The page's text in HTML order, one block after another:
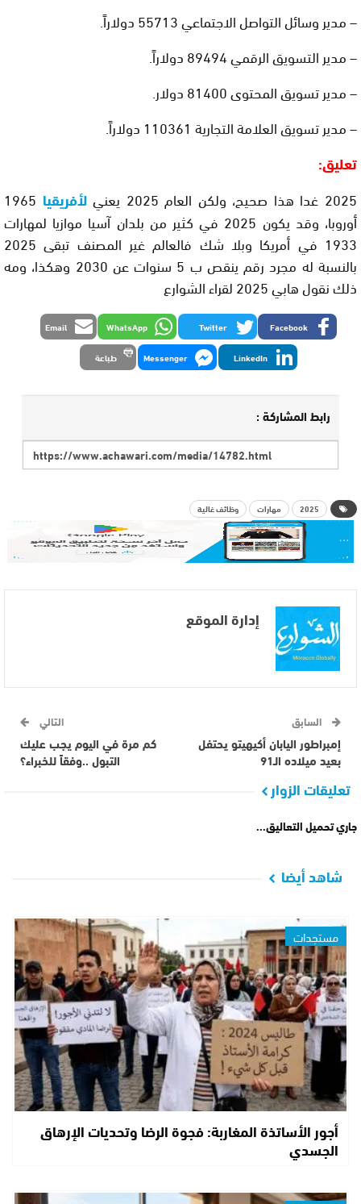
– مدير وسائل التواصل الاجتماعي 55713 دولاراً.
– مدير التسويق الرقمي 89494 دولاراً.
– مدير تسويق المحتوى 81400 دولار.
– مدير تسويق العلامة التجارية 110361 دولاراً.
تعليق:
2025 غدا هذا صحيح، ولكن العام 2025 يعني لأفريقيا 1965
أوروبا، وقد يكون 2025 في كثير من بلدان آسيا موازيا لمهارات
1933 في أمريكا وبلا شك فالعالم غير المصنف تبقى 2025
بالنسبة له مجرد رقم ينقص ب 5 سنوات عن 2030 وهكذا، ومه
ذلك نقول هابي 2025 لقراء الشوارع
Facebook
Twitter
WhatsApp
Email
LinkedIn
Messenger طباعة
رابط المشاركة :
2025 مهارات وظائف غالية
إدارة الموقع
السابق
إمبراطور اليابان أكيهيتو يحتفل
بعيد ميلاده الـ91
التالي
كم مرة في اليوم يجب عليك
التبول ..وفقاً للخبراء؟
تعليقات الزوار
جاري تحميل التعاليق...
شاهد أيضا
مستجدات
أجور الأساتذة المغاربة: فجوة الرضا وتحديات الإرهاق
الجسدي